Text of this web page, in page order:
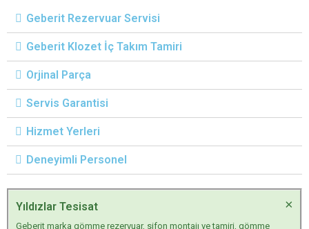
Geberit Rezervuar Servisi
Geberit Klozet İç Takım Tamiri
Orjinal Parça
Servis Garantisi
Hizmet Yerleri
Deneyimli Personel
Yıldızlar Tesisat
Geberit marka gömme rezervuar, sifon montajı ve tamiri, gömme
×